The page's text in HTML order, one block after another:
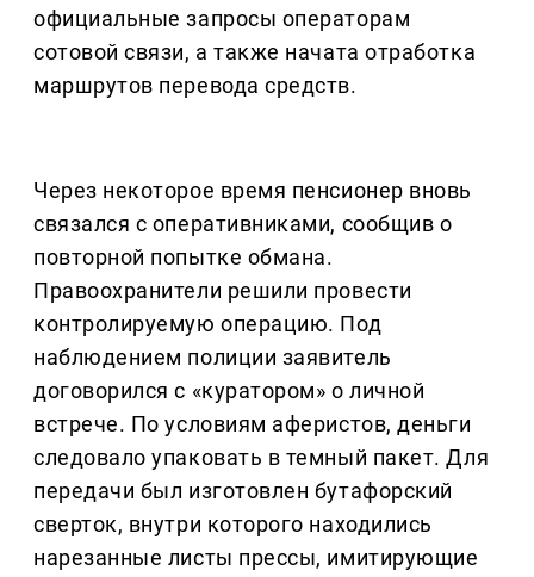
официальные запросы операторам
сотовой связи, а также начата отработка
маршрутов перевода средств.
Через некоторое время пенсионер вновь
связался с оперативниками, сообщив о
повторной попытке обмана.
Правоохранители решили провести
контролируемую операцию. Под
наблюдением полиции заявитель
договорился с «куратором» о личной
встрече. По условиям аферистов, деньги
следовало упаковать в темный пакет. Для
передачи был изготовлен бутафорский
сверток, внутри которого находились
нарезанные листы прессы, имитирующие